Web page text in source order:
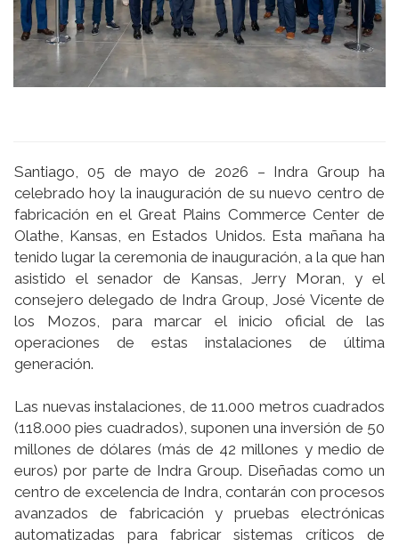
Santiago, 05 de mayo de 2026 – Indra Group ha
celebrado hoy la inauguración de su nuevo centro de
fabricación en el Great Plains Commerce Center de
Olathe, Kansas, en Estados Unidos. Esta mañana ha
tenido lugar la ceremonia de inauguración, a la que han
asistido el senador de Kansas, Jerry Moran, y el
consejero delegado de Indra Group, José Vicente de
los Mozos, para marcar el inicio oficial de las
operaciones de estas instalaciones de última
generación.
Las nuevas instalaciones, de 11.000 metros cuadrados
(118.000 pies cuadrados), suponen una inversión de 50
millones de dólares (más de 42 millones y medio de
euros) por parte de Indra Group. Diseñadas como un
centro de excelencia de Indra, contarán con procesos
avanzados de fabricación y pruebas electrónicas
automatizadas para fabricar sistemas críticos de